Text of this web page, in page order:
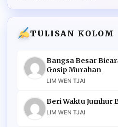
TULISAN KOLOM
Bangsa Besar
Gosip Murahan
LIM WEN TJAI
Beri Waktu Jumhur
LIM WEN TJAI